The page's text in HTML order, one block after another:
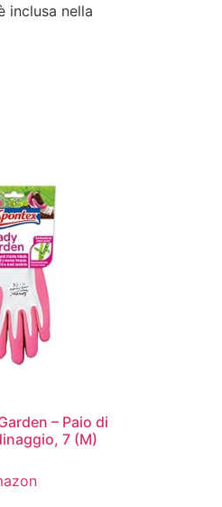
inclusa nella
– Paio di
7 (M)